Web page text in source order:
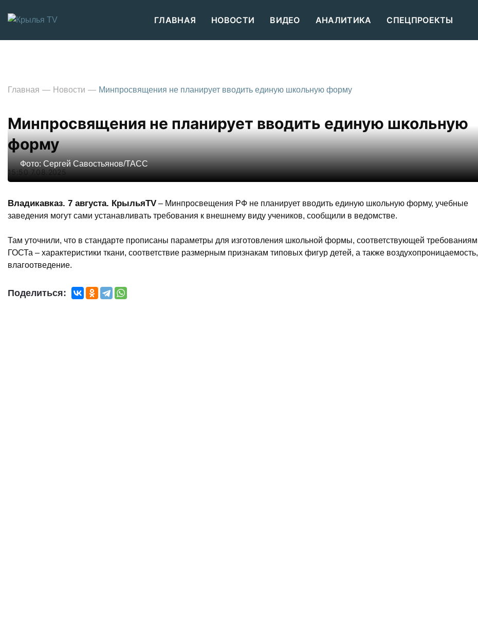
ГЛАВНАЯ НОВОСТИ ВИДЕО АНАЛИТИКА СПЕЦПРОЕКТЫ
Главная Новости Минпросвящения не планирует вводить единую школьную форму
Минпросвящения не планирует вводить единую школьную
форму
15:50 7.08.2025
Фото: Сергей Савостьянов/ТАСС
Владикавказ. 7 августа. КрыльяTV – Минпросвещения РФ не планирует вводить единую школьную форму, учебные
заведения могут сами устанавливать требования к внешнему виду учеников, сообщили в ведомстве.
Там уточнили, что в стандарте прописаны параметры для изготовления школьной формы, соответствующей требованиям
ГОСТа – характеристики ткани, соответствие размерным признакам типовых фигур детей, а также воздухопроницаемость,
влагоотведение.
Поделиться: